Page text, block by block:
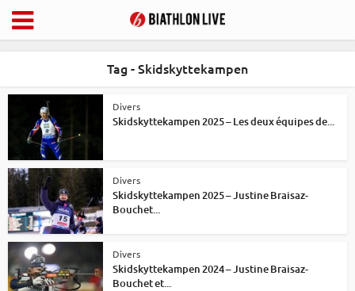
Tag - Skidskyttekampen
Divers
Skidskyttekampen 2025 – Les deux équipes de...
Divers
Skidskyttekampen 2025 – Justine Braisaz-
Bouchet...
Divers
Skidskyttekampen 2024 – Justine Braisaz-
Bouchet et...